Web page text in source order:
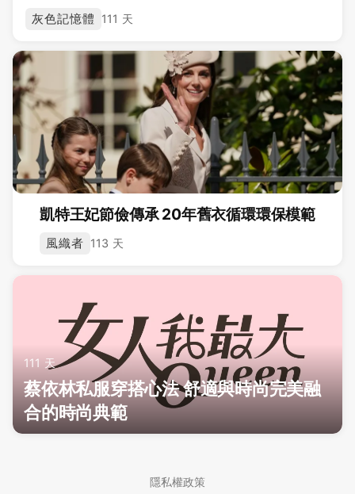
灰色記憶體 111 天
凱特王妃節儉傳承 20年舊衣循環環保模範
風織者 113 天
111 天
蔡依林私服穿搭心法 舒適與時尚完美融
合的時尚典範
隱私權政策